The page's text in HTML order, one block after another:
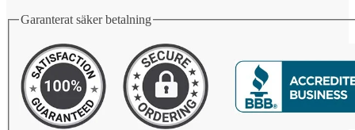
Garanterat säker betalning